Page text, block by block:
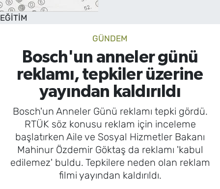
EĞİTİM
GÜNDEM
Bosch'un anneler günü
reklamı, tepkiler üzerine
yayından kaldırıldı
Bosch'un Anneler Günü reklamı tepki gördü.
RTÜK söz konusu reklam için inceleme
başlatırken Aile ve Sosyal Hizmetler Bakanı
Mahinur Özdemir Göktaş da reklamı 'kabul
edilemez' buldu. Tepkilere neden olan reklam
filmi yayından kaldırıldı.